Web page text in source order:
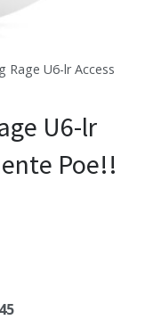
Rage U6-lr Access
U6-lr
Poe!!